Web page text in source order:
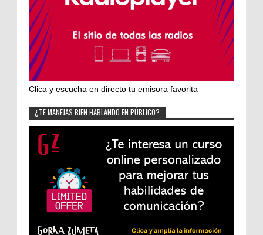
Clica y escucha en directo tu emisora favorita
¿TE MANEJAS BIEN HABLANDO EN PÚBLICO?